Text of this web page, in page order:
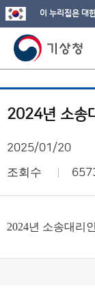
이 누리집은 대
2024년 소송
2025/01/20
조회수
2024년 소송대리